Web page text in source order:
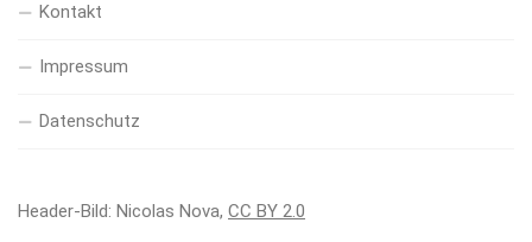
Kontakt
Impressum
Datenschutz
Header-Bild: Nicolas Nova, CC BY 2.0